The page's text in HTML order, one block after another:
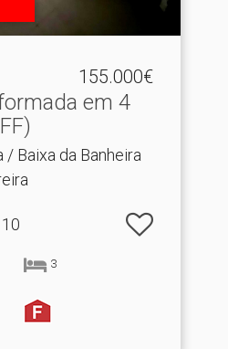
155.000€
em 4
Baixa da Banheira
3